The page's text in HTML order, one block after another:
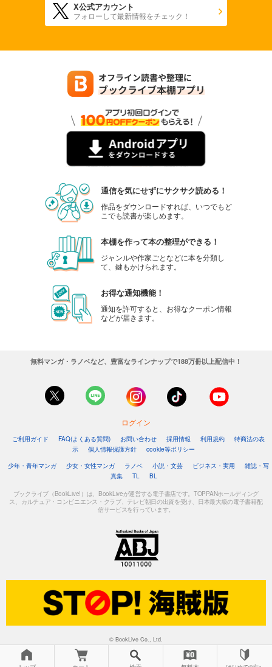
X公式アカウント
フォローして最新情報をチェック！
通信を気にせずにサクサク読める！
作品をダウンロードすれば、いつでもど
こでも読書が楽しめます。
本棚を作って本の整理ができる！
ジャンルや作家ごとなどに本を分類し
て、鍵もかけられます。
お得な通知機能！
通知を許可すると、お得なクーポン情報
などが届きます。
無料マンガ・ラノベなど、豊富なラインナップで188万冊以上配信中！
ログイン
ご利用ガイド FAQ(よくある質問) お問い合わせ 採用情報 利用規約
特商法の表
示
個人情報保護方針
cookie等ポリシー
少年・青年マンガ
少女・女性マンガ ラノベ 小説・文芸 ビジネス・実用
雑誌・写
真集
TL BL
ブックライブ（BookLive!）は、BookLiveが運営する電子書店です。TOPPANホールディング
ス、カルチュア・コンビニエンス・クラブ、テレビ朝日の出資を受け、日本最大級の電子書籍配
信サービスを行っています。
© BookLive Co., Ltd.